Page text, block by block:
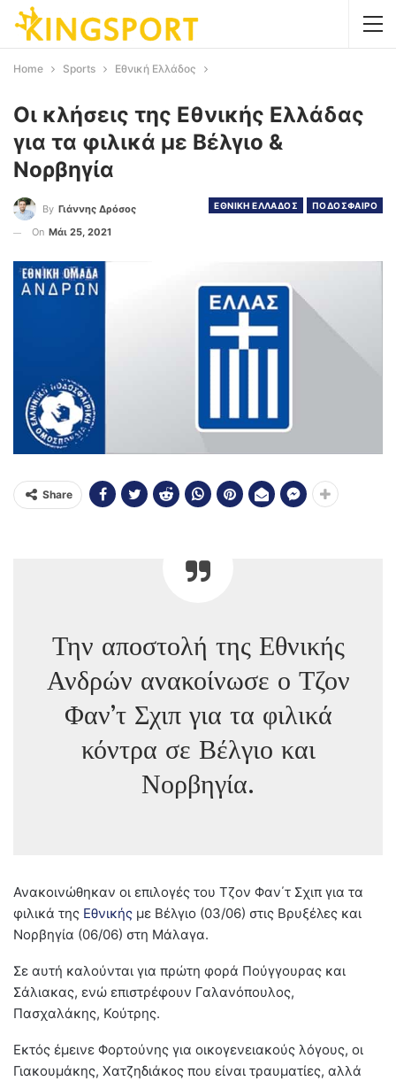
Home Sports Εθνική Ελλάδος
Οι κλήσεις της Εθνικής Ελλάδας
για τα φιλικά με Βέλγιο &
Νορβηγία
ΕΘΝΙΚΗ ΕΛΛΑΔΟΣ ΠΟΔΟΣΦΑΙΡΟ
By Γιάννης Δρόσος
On Μάι 25, 2021
Share
Την αποστολή της Εθνικής
Ανδρών ανακοίνωσε ο Τζον
Φαν’τ Σχιπ για τα φιλικά
κόντρα σε Βέλγιο και
Νορβηγία.
Ανακοινώθηκαν οι επιλογές του Τζον Φαν΄τ Σχιπ για τα
φιλικά της Εθνικής με Βέλγιο (03/06) στις Βρυξέλες και
Νορβηγία (06/06) στη Μάλαγα.
Σε αυτή καλούνται για πρώτη φορά Πούγγουρας και
Σάλιακας, ενώ επιστρέφουν Γαλανόπουλος,
Πασχαλάκης, Κούτρης.
Εκτός έμεινε Φορτούνης για οικογενειακούς λόγους, οι
Γιακουμάκης, Χατζηδιάκος που είναι τραυματίες, αλλά